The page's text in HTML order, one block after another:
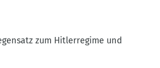
zum Hitlerregime und